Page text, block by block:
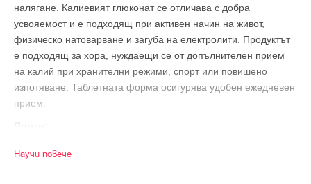
налягане. Калиевият глюконат се отличава с добра
усвояемост и е подходящ при активен начин на живот,
физическо натоварване и загуба на електролити. Продуктът
е подходящ за хора, нуждаещи се от допълнителен прием
на калий при хранителни режими, спорт или повишено
изпотяване. Таблетната форма осигурява удобен ежедневен
прием.
Подпомага нормалната функция на мускулите
Научи повече